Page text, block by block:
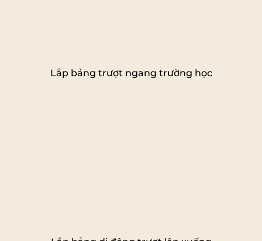
Lắp bảng trượt ngang trường học